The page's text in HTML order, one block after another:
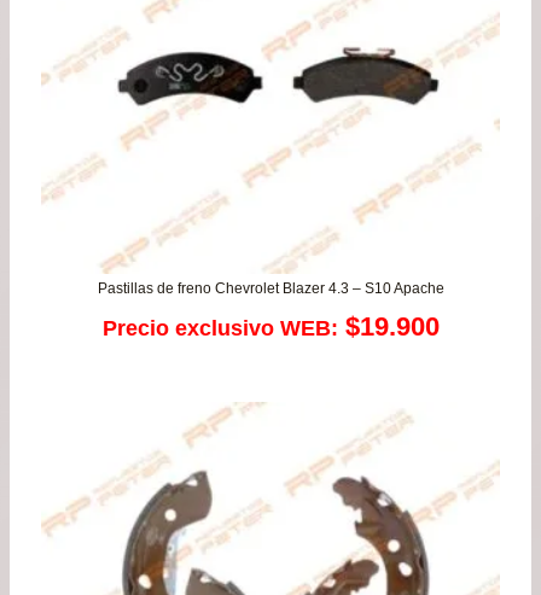
Pastillas de freno Chevrolet Blazer 4.3 – S10 Apache
Precio exclusivo WEB: $19.900